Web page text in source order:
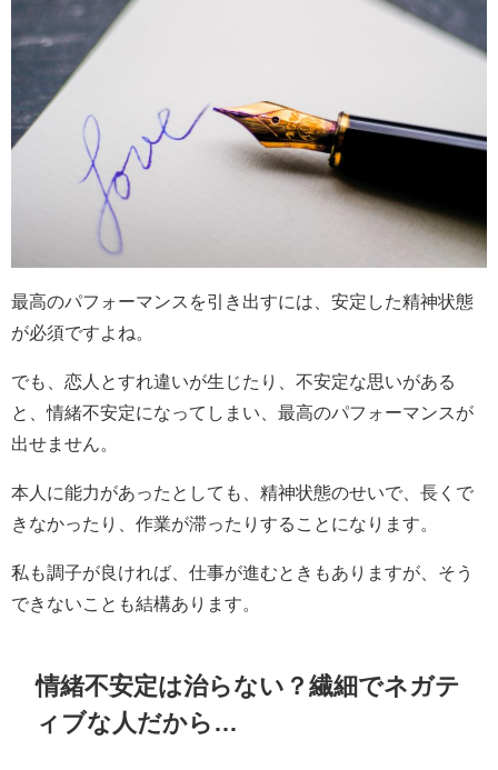
最高のパフォーマンスを引き出すには、安定した精神状態
が必須ですよね。
でも、恋人とすれ違いが生じたり、不安定な思いがある
と、情緒不安定になってしまい、最高のパフォーマンスが
出せません。
本人に能力があったとしても、精神状態のせいで、長くで
きなかったり、作業が滞ったりすることになります。
私も調子が良ければ、仕事が進むときもありますが、そう
できないことも結構あります。
情緒不安定は治らない？繊細でネガテ
ィブな人だから…